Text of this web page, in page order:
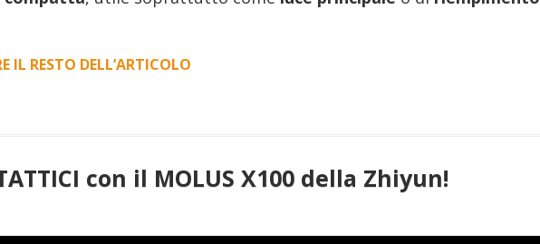
IL RESTO DELL’ARTICOLO
APUTURE
con il MOLUS X100 della Zhiyun!